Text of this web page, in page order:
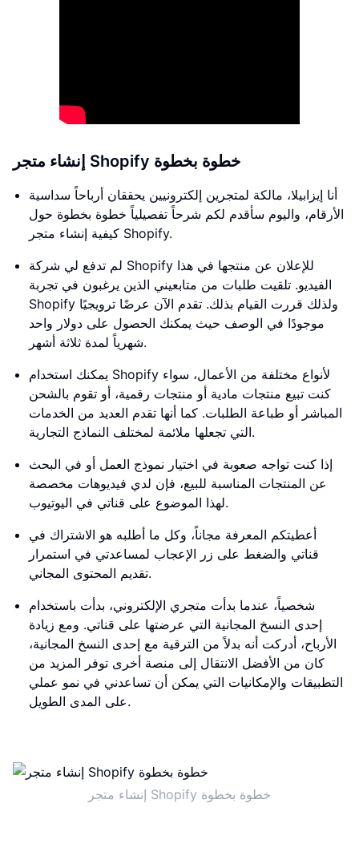
إنشاء متجر Shopify خطوة بخطوة
أنا إيزابيلا، مالكة لمتجرين إلكترونيين يحققان أرباحاً سداسية
الأرقام، واليوم سأقدم لكم شرحاً تفصيلياً خطوة بخطوة حول
كيفية إنشاء متجر Shopify.
لم تدفع لي شركة Shopify للإعلان عن منتجها في هذا
الفيديو. تلقيت طلبات من متابعيني الذين يرغبون في تجربة
Shopify ولذلك قررت القيام بذلك. تقدم الآن عرضًا ترويجيًا
موجودًا في الوصف حيث يمكنك الحصول على دولار واحد
شهرياً لمدة ثلاثة أشهر.
يمكنك استخدام Shopify لأنواع مختلفة من الأعمال، سواء
كنت تبيع منتجات مادية أو منتجات رقمية، أو تقوم بالشحن
المباشر أو طباعة الطلبات. كما أنها تقدم العديد من الخدمات
التي تجعلها ملائمة لمختلف النماذج التجارية.
إذا كنت تواجه صعوبة في اختيار نموذج العمل أو في البحث
عن المنتجات المناسبة للبيع، فإن لدي فيديوهات مخصصة
لهذا الموضوع على قناتي في اليوتيوب.
أعطيتكم المعرفة مجاناً، وكل ما أطلبه هو الاشتراك في
قناتي والضغط على زر الإعجاب لمساعدتي في استمرار
تقديم المحتوى المجاني.
شخصياً، عندما بدأت متجري الإلكتروني، بدأت باستخدام
إحدى النسخ المجانية التي عرضتها على قناتي. ومع زيادة
الأرباح، أدركت أنه بدلاً من الترقية مع إحدى النسخ المجانية،
كان من الأفضل الانتقال إلى منصة أخرى توفر المزيد من
التطبيقات والإمكانيات التي يمكن أن تساعدني في نمو عملي
على المدى الطويل.
إنشاء متجر Shopify خطوة بخطوة